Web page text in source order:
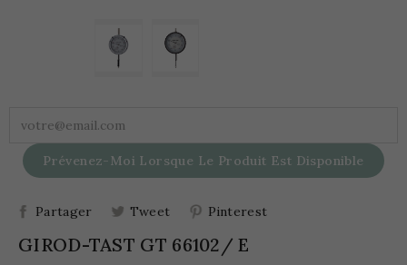
Prévenez-Moi Lorsque Le Produit Est Disponible
Partager Tweet Pinterest
GIROD-TAST GT 66102/ E